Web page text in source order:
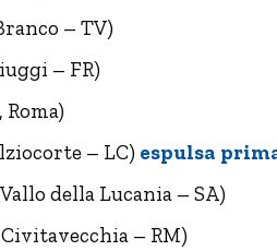
– TV)
– FR)
– LC) espulsa
della Lucania – SA)
– RM)